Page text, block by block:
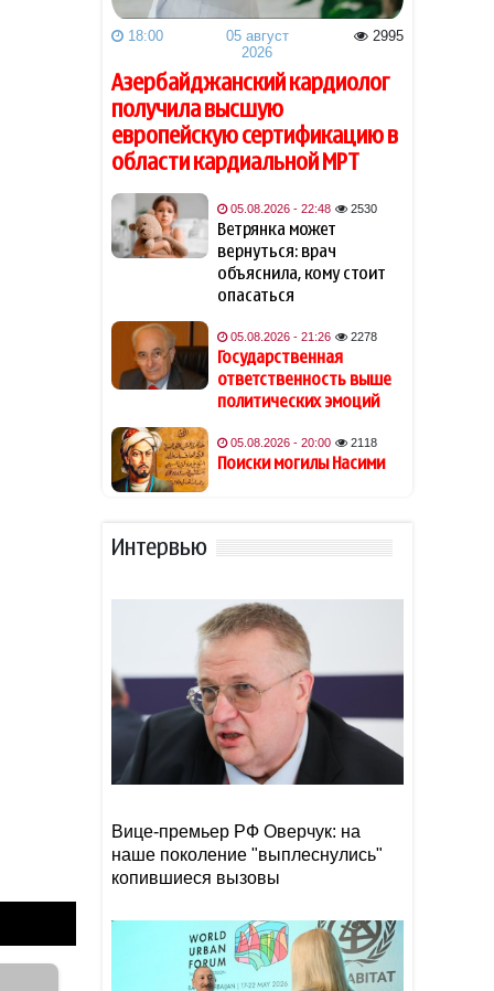
05 август 2026
Ветрянка может вернуться:
врач объяснила, кому стоит
опасаться
22:00
Главы МИД Пакистана и
Турции обсудили
международные вопросы
Редкоземельная гонка: США
начинают борьбу за ресурсы
XXI века
21:46
На рэпера Канье Уэста
подали в суд
21:28 Прощание с иллюзией
21:26
Государственная
рост числа голодающих из-
за Эль-Ниньо
21:16
Интернет без риска:
государство усиливает
защиту детей в соцсетях
18:00
05 август
2026
2995
Азербайджанский кардиолог
получила высшую
европейскую сертификацию в
области кардиальной МРТ
05.08.2026 - 22:48 2530
Ветрянка может
вернуться: врач
объяснила, кому стоит
опасаться
05.08.2026 - 21:26 2278
Государственная
ответственность выше
политических эмоций
05.08.2026 - 20:00 2118
Поиски могилы Насими
Интервью
Вице-премьер РФ Оверчук: на
наше поколение "выплеснулись"
копившиеся вызовы